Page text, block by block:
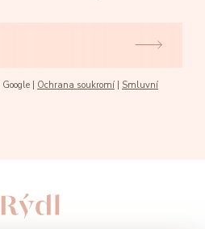
| Ochrana soukromí | Smluvní